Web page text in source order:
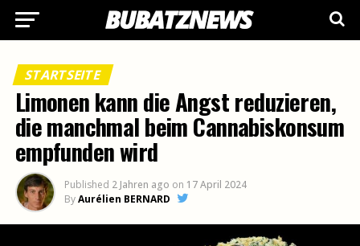
STARTSEITE
Limonen kann die Angst reduzieren,
die manchmal beim Cannabiskonsum
empfunden wird
Published 2 Jahren ago on 17 April 2024
ByAurélien BERNARD